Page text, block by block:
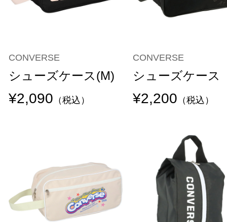
CONVERSE
シューズケース(M)
¥2,090 （税込）
CONVERSE
シューズケース
¥2,200 （税込）